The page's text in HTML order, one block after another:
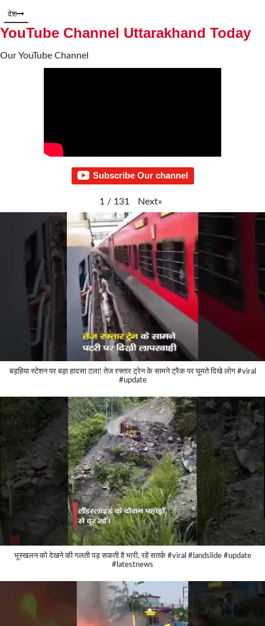
देश
YouTube Channel Uttarakhand Today
Our YouTube Channel
Subscribe Our channel
1 / 131 Next»
बड़हिया स्टेशन पर बड़ा हादसा टला! तेज रफ्तार ट्रेन के सामने ट्रैक पर घूमते दिखे लोग #viral
#update
भूस्खलन को देखने की गलती पड़ सकती है भारी, रहें सतर्क #viral #landslide #update
#latestnews